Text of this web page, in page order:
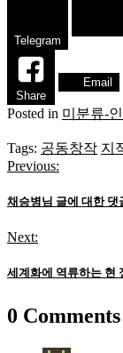
Telegram
Share
Email
Posted in 미분류-
Tags: 공동창작 지
글
탐
색
Previous:
채승병님 글에 대한 댓
Next:
세계화에 역류하는 현
0